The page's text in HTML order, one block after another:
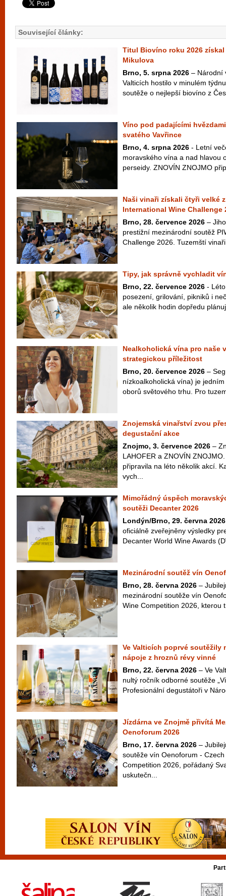
Související články:
Titul Biovíno roku 2026
Mikulova
Brno, 5. srpna 2026 – Národní
Valticích hostilo v minulém
soutěže o nejlepší biovíno z
Víno pod padajícími
svatého Vavřince
Brno, 4. srpna 2026 - Letní
moravského vína a nad hlavou
perseidy. ZNOVÍN ZNOJMO
Naši vinaři získali čtyři velké
International Wine Challenge
Brno, 28. července 2026 –
prestižní mezinárodní soutěž
Challenge 2026. Tuzemští
Tipy, jak správně vychladit
Brno, 22. července 2026 -
posezení, grilování, pikniků i
ale několik hodin dopředu
Nealkoholická vína pro naše
strategickou příležitost
Brno, 20. července 2026 –
nízkoalkoholická vína) je
oborů světového trhu. Pro
Znojemská vinařství zvou
degustační akce
Znojmo, 3. července 2026 –
LAHOFER a ZNOVÍN
připravila na léto několik akcí.
vych...
Mimořádný úspěch
soutěži Decanter 2026
Londýn/Brno, 29. června 2026
oficiálně zveřejněny výsledky
Decanter World Wine Awards
Mezinárodní soutěž vín
Brno, 28. června 2026 –
mezinárodní soutěže vín
Wine Competition 2026, kterou
Ve Valticích poprvé soutěžily
nápoje z hroznů révy vinné
Brno, 22. června 2026 – Ve
nultý ročník odborné soutěže
Profesionální degustátoři v
Jízdárna ve Znojmě přivítá
Oenoforum 2026
Brno, 17. června 2026 –
soutěže vín Oenoforum -
Competition 2026, pořádaný
uskutečn...